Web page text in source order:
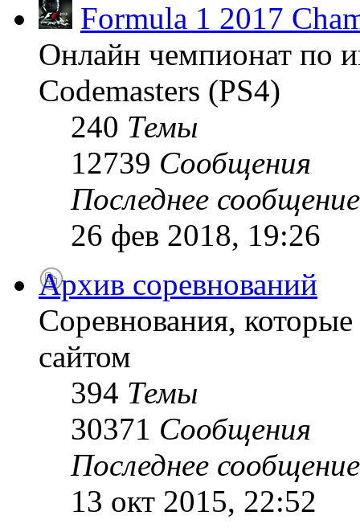
Formula 1 2017
Онлайн чемпионат по
Codemasters (PS4)
240 Темы
12739 Сообщения
Последнее сообщение
26 фев 2018, 19:26
Архив соревнований
Соревнования,
сайтом
394 Темы
30371 Сообщения
Последнее сообщение
13 окт 2015, 22:52